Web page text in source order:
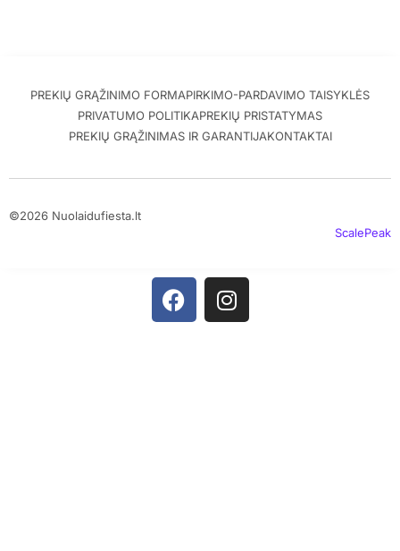
PREKIŲ GRĄŽINIMO FORMAPIRKIMO-PARDAVIMO TAISYKLĖS
PRIVATUMO POLITIKAPREKIŲ PRISTATYMAS
PREKIŲ GRĄŽINIMAS IR GARANTIJAKONTAKTAI
©2026 Nuolaidufiesta.lt
ScalePeak